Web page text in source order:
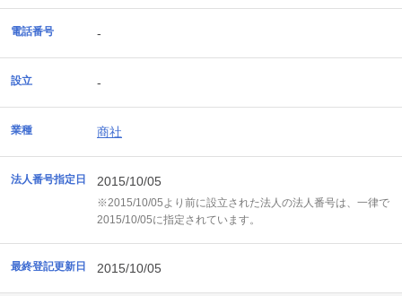
電話番号 -
設立 -
業種 商社
法人番号指定日 2015/10/05
※2015/10/05より前に設立された法人の法人番号は、一律で
2015/10/05に指定されています。
最終登記更新日 2015/10/05